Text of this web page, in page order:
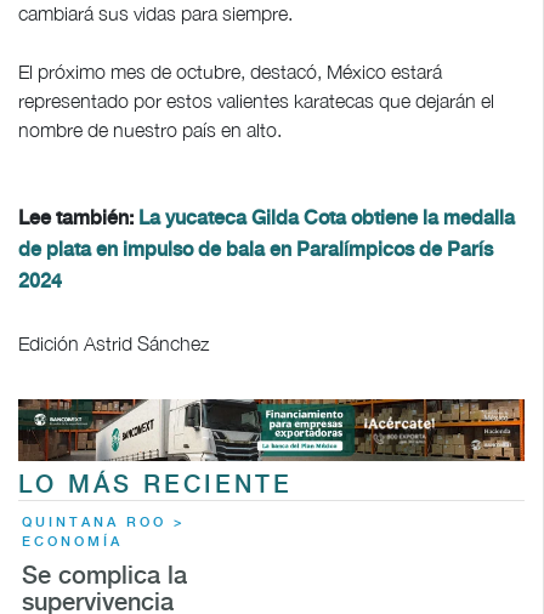
cambiará sus vidas para siempre.
El próximo mes de octubre, destacó, México estará
representado por estos valientes karatecas que dejarán el
nombre de nuestro país en alto.
Lee también: La yucateca Gilda Cota obtiene la medalla
de plata en impulso de bala en Paralímpicos de París
2024
Edición Astrid Sánchez
LO MÁS RECIENTE
QUINTANA ROO >
ECONOMÍA
Se complica la
supervivencia